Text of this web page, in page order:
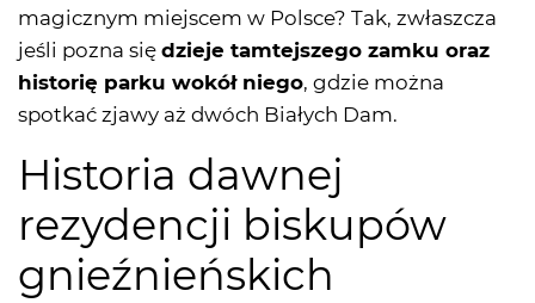
magicznym miejscem w Polsce? Tak, zwłaszcza
jeśli pozna się dzieje tamtejszego zamku oraz
historię parku wokół niego, gdzie można
spotkać zjawy aż dwóch Białych Dam.
Historia dawnej
rezydencji biskupów
gnieźnieńskich